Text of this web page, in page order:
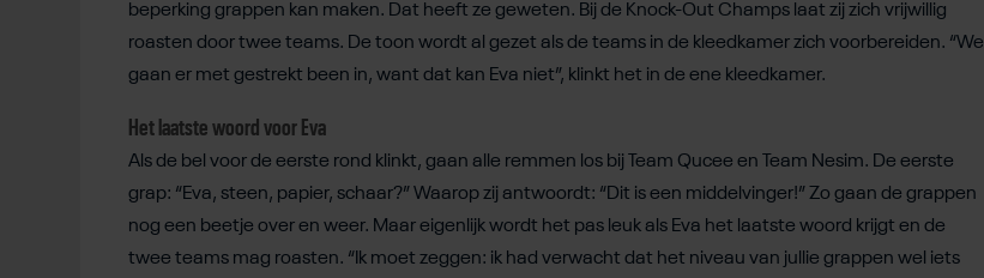
beperking grappen kan maken. Dat heeft ze geweten. Bij de Knock-Out Champs laat zij zich vrijwillig
roasten door twee teams. De toon wordt al gezet als de teams in de kleedkamer zich voorbereiden. “We
gaan er met gestrekt been in, want dat kan Eva niet”, klinkt het in de ene kleedkamer.
Het laatste woord voor Eva
Als de bel voor de eerste rond klinkt, gaan alle remmen los bij Team Qucee en Team Nesim. De eerste
grap: “Eva, steen, papier, schaar?” Waarop zij antwoordt: “Dit is een middelvinger!” Zo gaan de grappen
nog een beetje over en weer. Maar eigenlijk wordt het pas leuk als Eva het laatste woord krijgt en de
twee teams mag roasten. “Ik moet zeggen: ik had verwacht dat het niveau van jullie grappen wel iets